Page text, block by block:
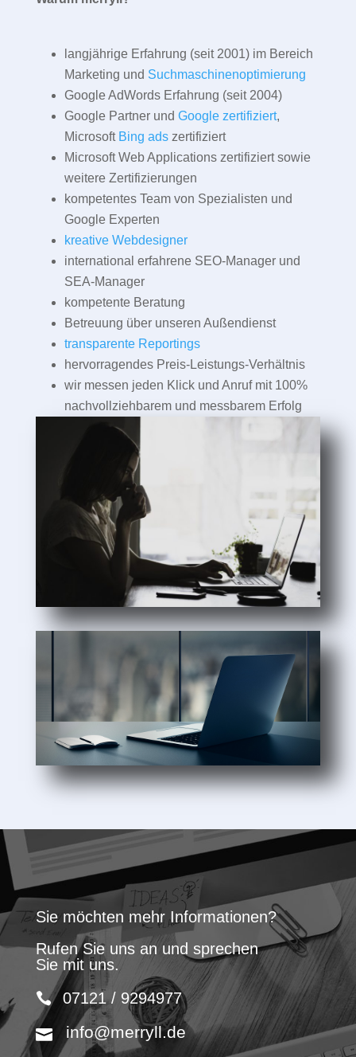
langjährige Erfahrung (seit 2001) im Bereich
Marketing und Suchmaschinenoptimierung
Google AdWords Erfahrung (seit 2004)
Google Partner und Google zertifiziert,
Microsoft Bing adszertifiziert
Microsoft Web Applications zertifiziert sowie
weitere Zertifizierungen
kompetentes Team von Spezialisten und
Google Experten
kreative Webdesigner
international erfahrene SEO-Manager und
SEA-Manager
kompetente Beratung
Betreuung über unseren Außendienst
transparente Reportings
hervorragendes Preis-Leistungs-Verhältnis
wir messen jeden Klick und Anruf mit 100%
nachvollziehbarem und messbarem Erfolg
Sie möchten mehr Informationen?
Rufen Sie uns an und sprechen
Sie mit uns.
07121 / 9294977
info@merryll.de